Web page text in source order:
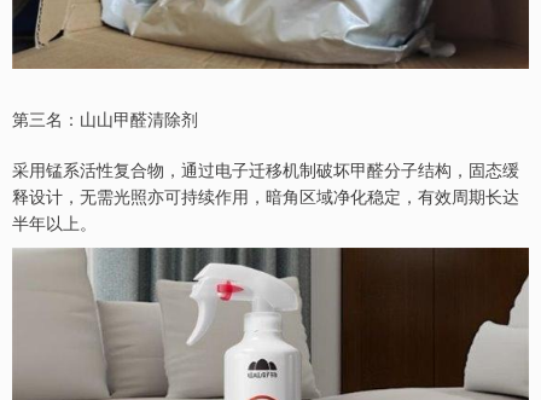
第三名：山山甲醛清除剂
采用锰系活性复合物，通过电子迁移机制破坏甲醛分子结构，固态缓
释设计，无需光照亦可持续作用，暗角区域净化稳定，有效周期长达
半年以上。